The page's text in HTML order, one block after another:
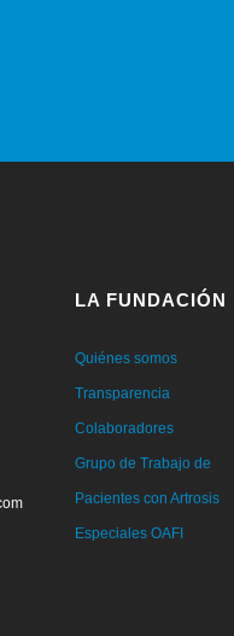
LA FUNDACIÓN
Quiénes somos
Transparencia
Colaboradores
Grupo de Trabajo de
Pacientes con Artrosis
Especiales OAFI